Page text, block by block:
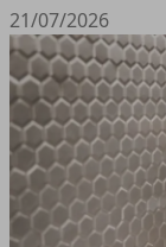
21/07/2026